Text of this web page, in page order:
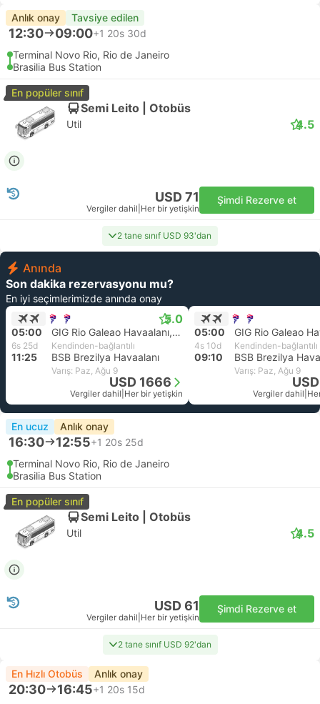
Anlık onay Tavsiye edilen
12:30 09:00+1 20s 30d
Terminal Novo Rio, Rio de Janeiro
Brasilia Bus Station
En popüler sınıf
Semi Leito | Otobüs
Util 4.5
USD 71
Vergiler dahil Her bir yetişkin
Şimdi Rezerve et
2 tane sınıf USD 93'dan
Anında
Son dakika rezervasyonu mu?
En iyi seçimlerimizde anında onay
5.0
05:00 GIG Rio Galeao Havaalanı, Rio de Janeiro
6s 25d Kendinden-bağlantılı
11:25 BSB Brezilya Havaalanı
Varış: Paz, Ağu 9
USD 1666
Vergiler dahil Her bir yetişkin
05:00
4s 10d Kendinden-bağlantılı
09:10 BSB Brezilya
Varış: Paz, Ağu 9
Vergiler dahil
En ucuz Anlık onay
16:30 12:55+1 20s 25d
Terminal Novo Rio, Rio de Janeiro
Brasilia Bus Station
En popüler sınıf
Semi Leito | Otobüs
Util 4.5
USD 61
Vergiler dahil Her bir yetişkin
Şimdi Rezerve et
2 tane sınıf USD 92'dan
En Hızlı Otobüs Anlık onay
20:30 16:45+1 20s 15d